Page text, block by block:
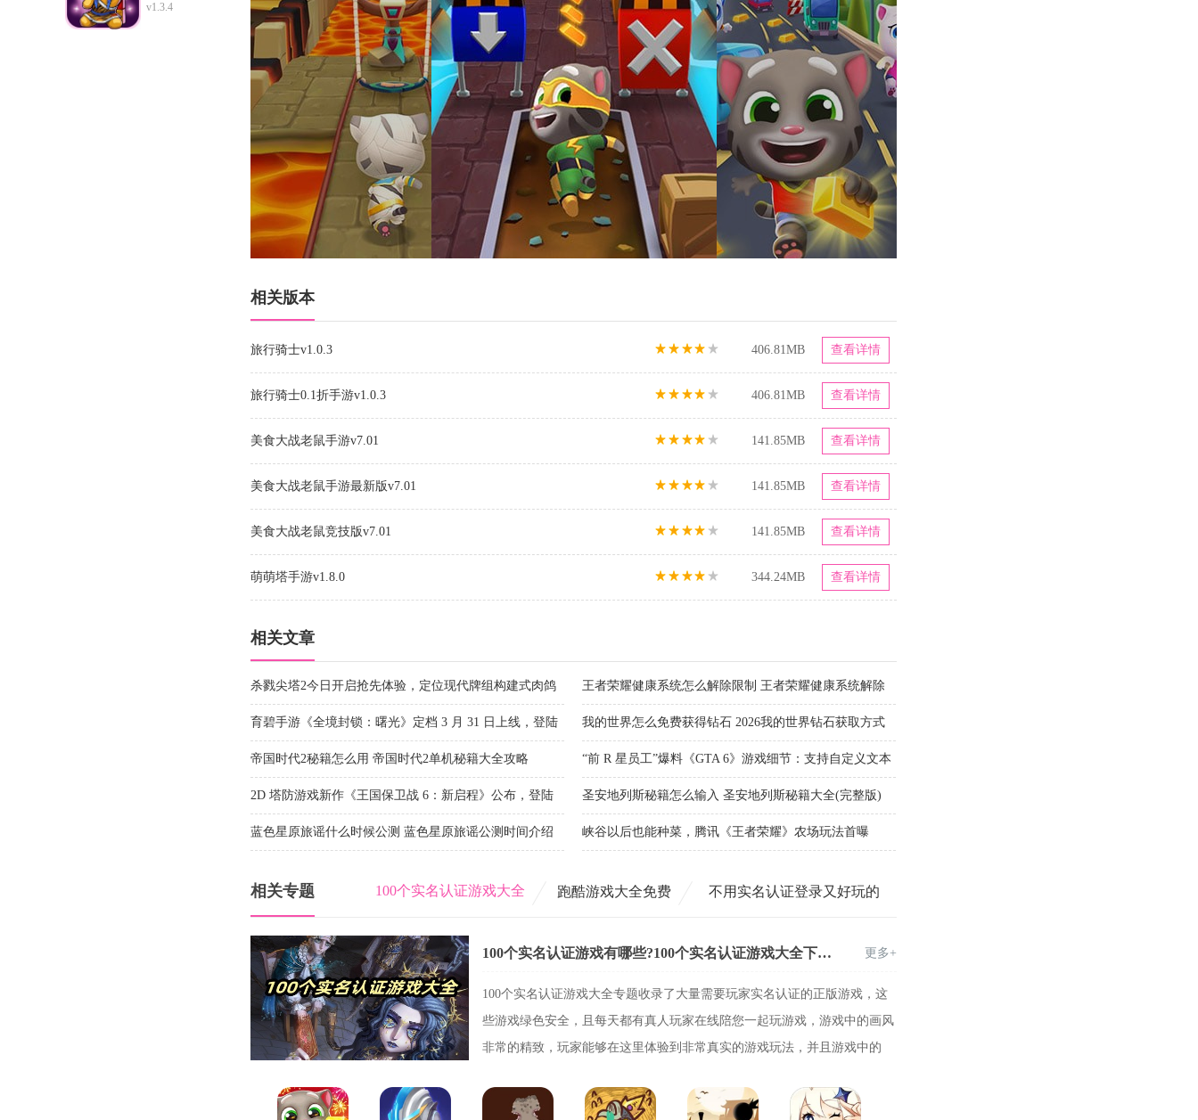
v1.3.4
相关版本
旅行骑士v1.0.3 406.81MB 查看详情
旅行骑士0.1折手游v1.0.3 406.81MB 查看详情
美食大战老鼠手游v7.01 141.85MB 查看详情
美食大战老鼠手游最新版v7.01 141.85MB 查看详情
美食大战老鼠竞技版v7.01 141.85MB 查看详情
萌萌塔手游v1.8.0 344.24MB 查看详情
相关文章
杀戮尖塔2今日开启抢先体验，定位现代牌组构建式肉鸽
游戏
王者荣耀健康系统怎么解除限制 王者荣耀健康系统解除
方法2026
育碧手游《全境封锁：曙光》定档 3 月 31 日上线，登陆
iOS 及安卓平台
我的世界怎么免费获得钻石 2026我的世界钻石获取方式
帝国时代2秘籍怎么用 帝国时代2单机秘籍大全攻略 “前 R 星员工”爆料《GTA 6》游戏细节：支持自定义文本
对话 NPC
2D 塔防游戏新作《王国保卫战 6：新启程》公布，登陆
PC 和手机
圣安地列斯秘籍怎么输入 圣安地列斯秘籍大全(完整版)
蓝色星原旅谣什么时候公测 蓝色星原旅谣公测时间介绍 峡谷以后也能种菜，腾讯《王者荣耀》农场玩法首曝
相关专题 100个实名认证游戏大全 跑酷游戏大全免费 不用实名认证登录又好玩的
100个实名认证游戏有哪些?100个实名认证游戏大全下载-100个实名认证游戏2025下载 更多+
100个实名认证游戏大全专题收录了大量需要玩家实名认证的正版游戏，这
些游戏绿色安全，且每天都有真人玩家在线陪您一起玩游戏，游戏中的画风
非常的精致，玩家能够在这里体验到非常真实的游戏玩法，并且游戏中的